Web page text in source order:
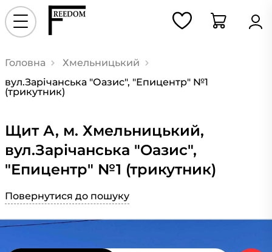
Головна
Хмельницький
вул.Зарічанська "Оазис", "Епицентр" №1
(трикутник)
Щит А, м. Хмельницький,
вул.Зарічанська "Оазис",
"Епицентр" №1 (трикутник)
Повернутися до пошуку